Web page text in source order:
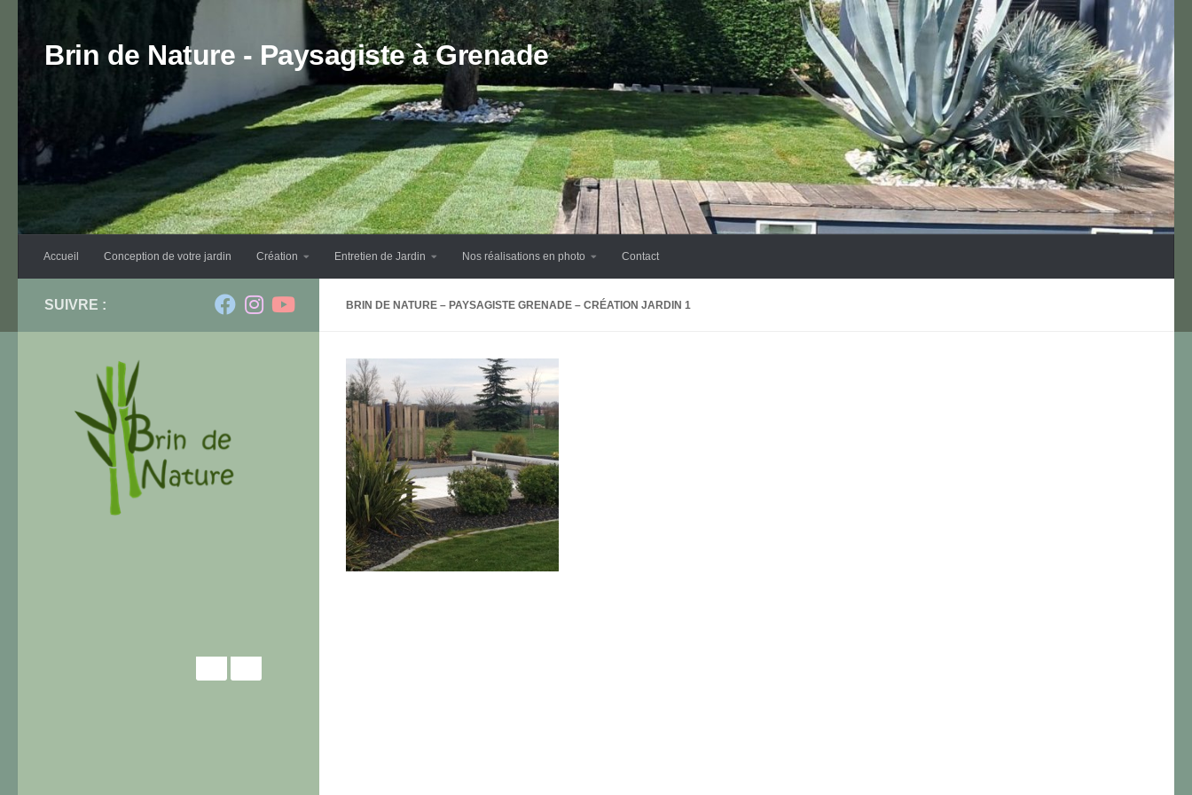
Brin de Nature - Paysagiste à Grenade
Accueil Conception de votre jardin Création Entretien de Jardin Nos réalisations en photo Contact
BRIN DE NATURE – PAYSAGISTE GRENADE – CRÉATION JARDIN 1
SUIVRE :